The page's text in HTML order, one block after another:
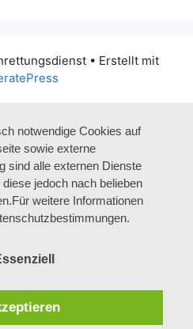
• Erstellt mit
notwendige Cookies auf
sowie externe
sind alle externen Dienste
jedoch nach belieben
weitere Informationen